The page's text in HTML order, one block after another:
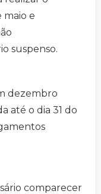
e
suspenso.
dezembro
até o dia 31 do
comparecer